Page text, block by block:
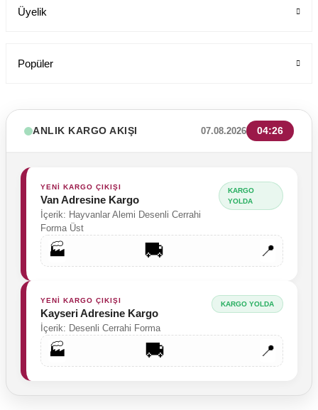
Üyelik
Popüler
ANLIK KARGO AKIŞI 07.08.2026 04:26
YENİ KARGO ÇIKIŞI
Van Adresine Kargo
İçerik: Hayvanlar Alemi Desenli Cerrahi
Forma Üst
KARGO
YOLDA
🏭 🚚 📍
YENİ KARGO ÇIKIŞI
Kayseri Adresine Kargo
İçerik: Desenli Cerrahi Forma
KARGO YOLDA
🏭 🚚 📍